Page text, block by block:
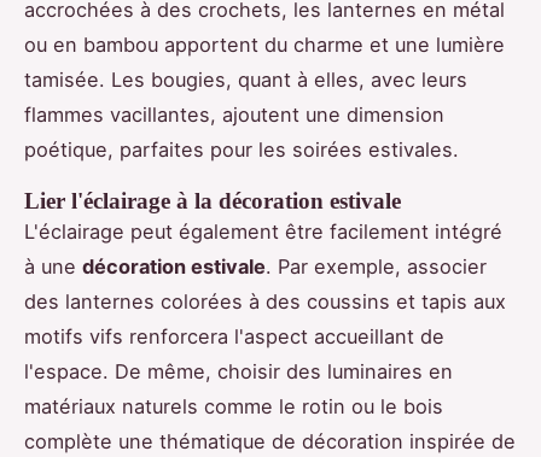
accrochées à des crochets, les lanternes en métal
ou en bambou apportent du charme et une lumière
tamisée. Les bougies, quant à elles, avec leurs
flammes vacillantes, ajoutent une dimension
poétique, parfaites pour les soirées estivales.
Lier l'éclairage à la décoration estivale
L'éclairage peut également être facilement intégré
à une décoration estivale. Par exemple, associer
des lanternes colorées à des coussins et tapis aux
motifs vifs renforcera l'aspect accueillant de
l'espace. De même, choisir des luminaires en
matériaux naturels comme le rotin ou le bois
complète une thématique de décoration inspirée de